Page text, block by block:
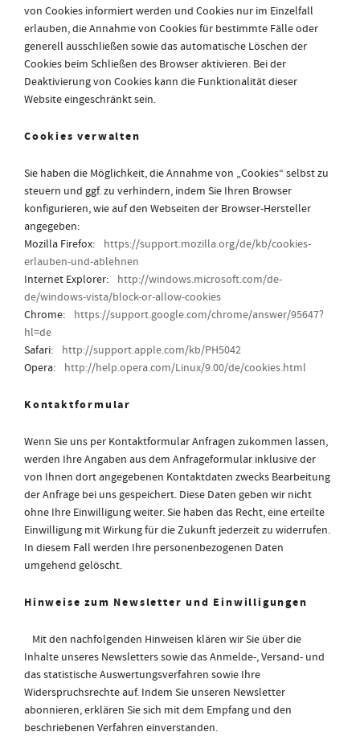
von Cookies informiert werden und Cookies nur im Einzelfall
erlauben, die Annahme von Cookies für bestimmte Fälle oder
generell ausschließen sowie das automatische Löschen der
Cookies beim Schließen des Browser aktivieren. Bei der
Deaktivierung von Cookies kann die Funktionalität dieser
Website eingeschränkt sein.
Cookies verwalten
Sie haben die Möglichkeit, die Annahme von „Cookies“ selbst zu
steuern und ggf. zu verhindern, indem Sie Ihren Browser
konfigurieren, wie auf den Webseiten der Browser-Hersteller
angegeben:
Mozilla Firefox:
https://support.mozilla.org/de/kb/cookies-
erlauben-und-ablehnen
Internet Explorer: http://windows.microsoft.com/de-
de/windows-vista/block-or-allow-cookies
Chrome: https://support.google.com/chrome/answer/95647?
hl=de
Safari: http://support.apple.com/kb/PH5042
Opera: http://help.opera.com/Linux/9.00/de/cookies.html
Kontaktformular
Wenn Sie uns per Kontaktformular Anfragen zukommen lassen,
werden Ihre Angaben aus dem Anfrageformular inklusive der
von Ihnen dort angegebenen Kontaktdaten zwecks Bearbeitung
der Anfrage bei uns gespeichert. Diese Daten geben wir nicht
ohne Ihre Einwilligung weiter. Sie haben das Recht, eine erteilte
Einwilligung mit Wirkung für die Zukunft jederzeit zu widerrufen.
In diesem Fall werden Ihre personenbezogenen Daten
umgehend gelöscht.
Hinweise zum Newsletter und Einwilligungen
Mit den nachfolgenden Hinweisen klären wir Sie über die
Inhalte unseres Newsletters sowie das Anmelde-, Versand- und
das statistische Auswertungsverfahren sowie Ihre
Widerspruchsrechte auf. Indem Sie unseren Newsletter
abonnieren, erklären Sie sich mit dem Empfang und den
beschriebenen Verfahren einverstanden.